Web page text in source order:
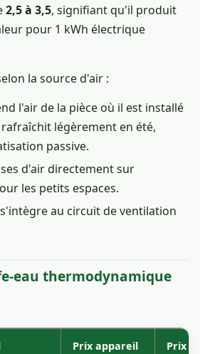
2,5 à 3,5, signifiant qu'il produit
pour 1 kWh électrique
la source d'air :
l'air de la pièce où il est installé
rafraîchit légèrement en été,
passive.
d'air directement sur
les petits espaces.
s'intègre au circuit de ventilation
eau thermodynamique
Prix appareil Prix